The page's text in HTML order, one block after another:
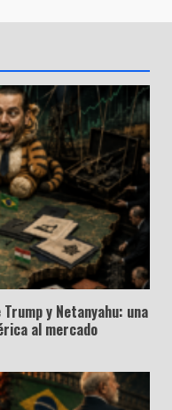
y Netanyahu: una
al mercado